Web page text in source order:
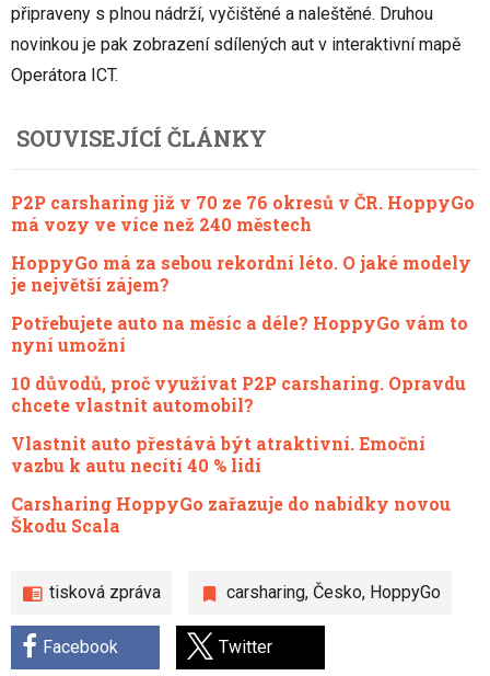
připraveny s plnou nádrží, vyčištěné a naleštěné. Druhou
novinkou je pak zobrazení sdílených aut v interaktivní mapě
Operátora ICT.
tisková zpráva carsharing, Česko, HoppyGo
Facebook Twitter
SOUVISEJÍCÍ ČLÁNKY
P2P carsharing již v 70 ze 76 okresů v ČR. HoppyGo
má vozy ve více než 240 městech
HoppyGo má za sebou rekordní léto. O jaké modely
je největší zájem?
Potřebujete auto na měsíc a déle? HoppyGo vám to
nyní umožní
10 důvodů, proč využívat P2P carsharing. Opravdu
chcete vlastnit automobil?
Vlastnit auto přestává být atraktivní. Emoční
vazbu k autu necítí 40 % lidí
Carsharing HoppyGo zařazuje do nabídky novou
Škodu Scala